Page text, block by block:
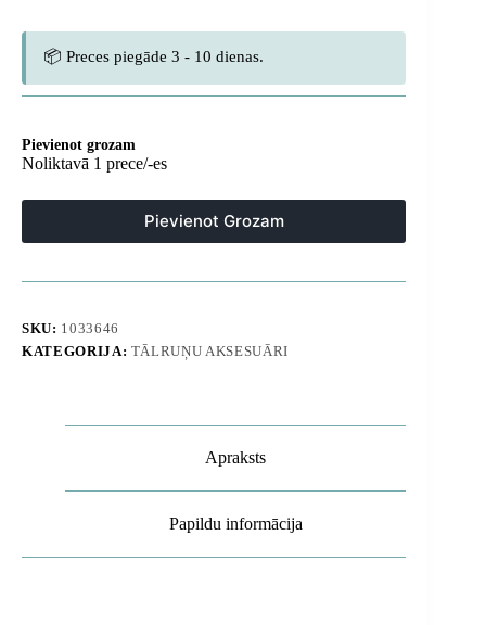
📦 Preces piegāde 3 - 10 dienas.
Pievienot grozam
Noliktavā 1 prece/-es
Pievienot Grozam
SKU: 1033646
KATEGORIJA: TĀLRUŅU AKSESUĀRI
Apraksts
Papildu informācija